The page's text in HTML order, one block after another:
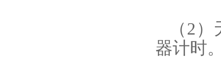
（2
器计时